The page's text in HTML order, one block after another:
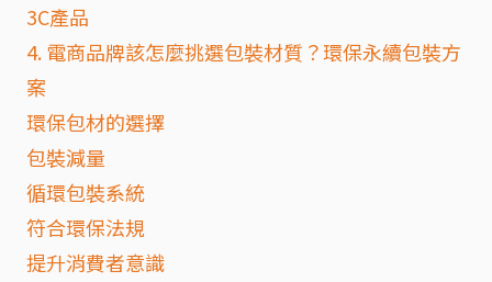
3C產品
4. 電商品牌該怎麼挑選包裝材質？環保永續包裝方
案
環保包材的選擇
包裝減量
循環包裝系統
符合環保法規
提升消費者意識